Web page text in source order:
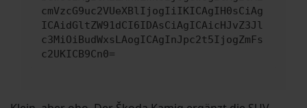
cmVzcG9uc2VUeXBlIjogIiIKICAgIH0sCiAg
ICAidGltZW91dCI6IDAsCiAgICAicHJvZ3Jl
c3MiOiBudWxsLAogICAgInJpc2t5IjogZmFs
c2UKICB9Cn0=